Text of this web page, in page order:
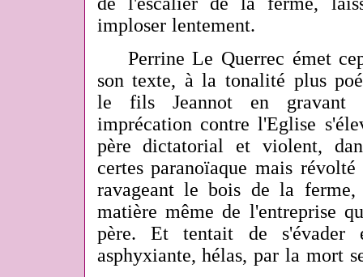
imploser lentement.
Perrine Le Querrec émet
son texte, à la tonalité plus
le fils Jeannot en gravant
imprécation contre l'Eglise
père dictatorial et violent,
certes paranoïaque mais
ravageant le bois de la ferme,
matière même de l'entreprise
père. Et tentait de
asphyxiante, hélas, par la mort